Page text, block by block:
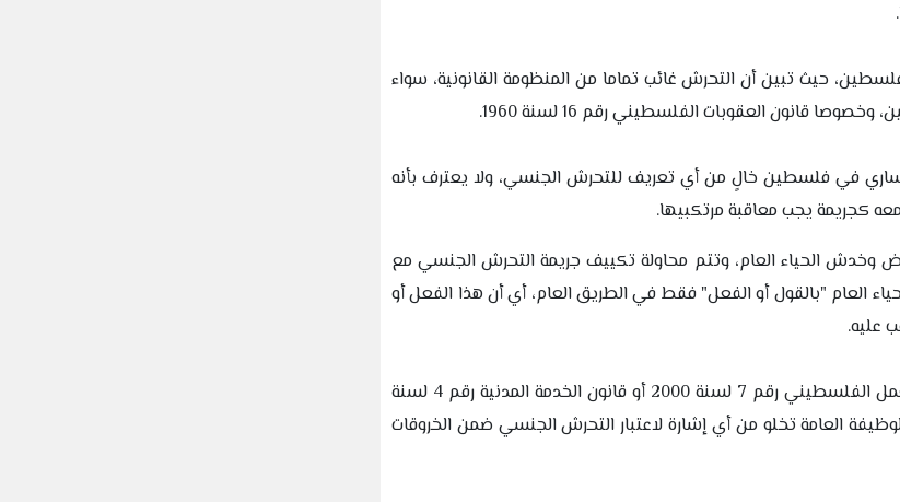
حيث تبين أن التحرش غائب تماما من المنظومة القانونية، سواء
قانون العقوبات الفلسطيني رقم 16 لسنة 1960.
الساري في فلسطين خالٍ من أي تعريف للتحرش الجنسي، ولا يعترف بأنه
كجريمة يجب معاقبة مرتكبيها.
وخدش الحياء العام، وتتم محاولة تكييف جريمة التحرش الجنسي مع
العام "بالقول أو الفعل" فقط في الطريق العام، أي أن هذا الفعل أو
عليه.
ولا يتوقف الأمر على قانون العقوبات إذ لم تُشر أي مادة من نصوص قانون العمل الفلسطيني رقم 7 لسنة 2000 أو قانون الخدمة المدنية رقم 4 لسنة
العامة تخلو من أي إشارة لاعتبار التحرش الجنسي ضمن الخروقات